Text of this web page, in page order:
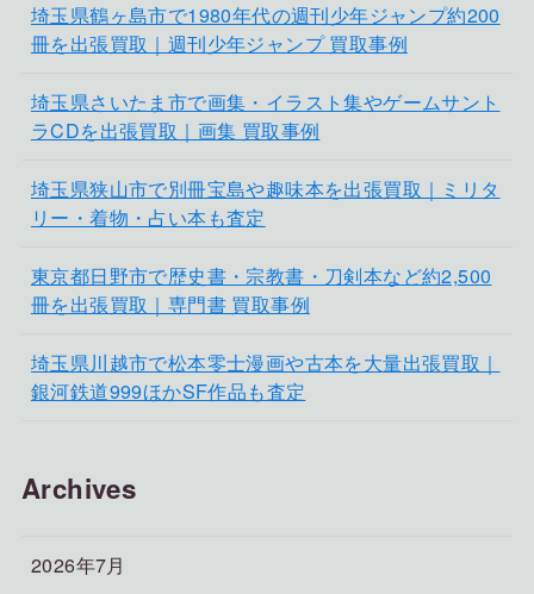
埼玉県鶴ヶ島市で1980年代の週刊少年ジャンプ約200
冊を出張買取｜週刊少年ジャンプ 買取事例
埼玉県さいたま市で画集・イラスト集やゲームサント
ラCDを出張買取｜画集 買取事例
埼玉県狭山市で別冊宝島や趣味本を出張買取｜ミリタ
リー・着物・占い本も査定
東京都日野市で歴史書・宗教書・刀剣本など約2,500
冊を出張買取｜専門書 買取事例
埼玉県川越市で松本零士漫画や古本を大量出張買取｜
銀河鉄道999ほかSF作品も査定
Archives
2026年7月